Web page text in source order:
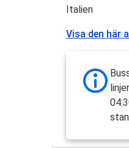
Italien
Visa den här